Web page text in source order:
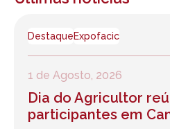
DestaqueExpofacic
1 de Agosto, 2026
Dia do Agricultor
participantes em